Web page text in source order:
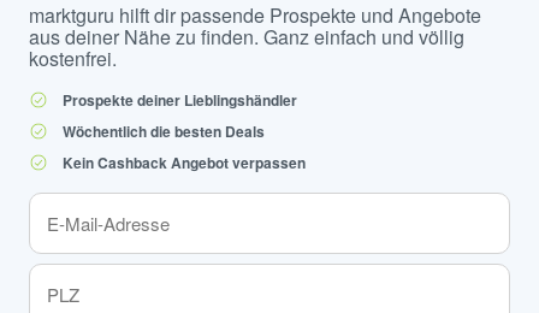
marktguru hilft dir passende Prospekte und Angebote
aus deiner Nähe zu finden. Ganz einfach und völlig
kostenfrei.
Prospekte deiner Lieblingshändler
Wöchentlich die besten Deals
Kein Cashback Angebot verpassen